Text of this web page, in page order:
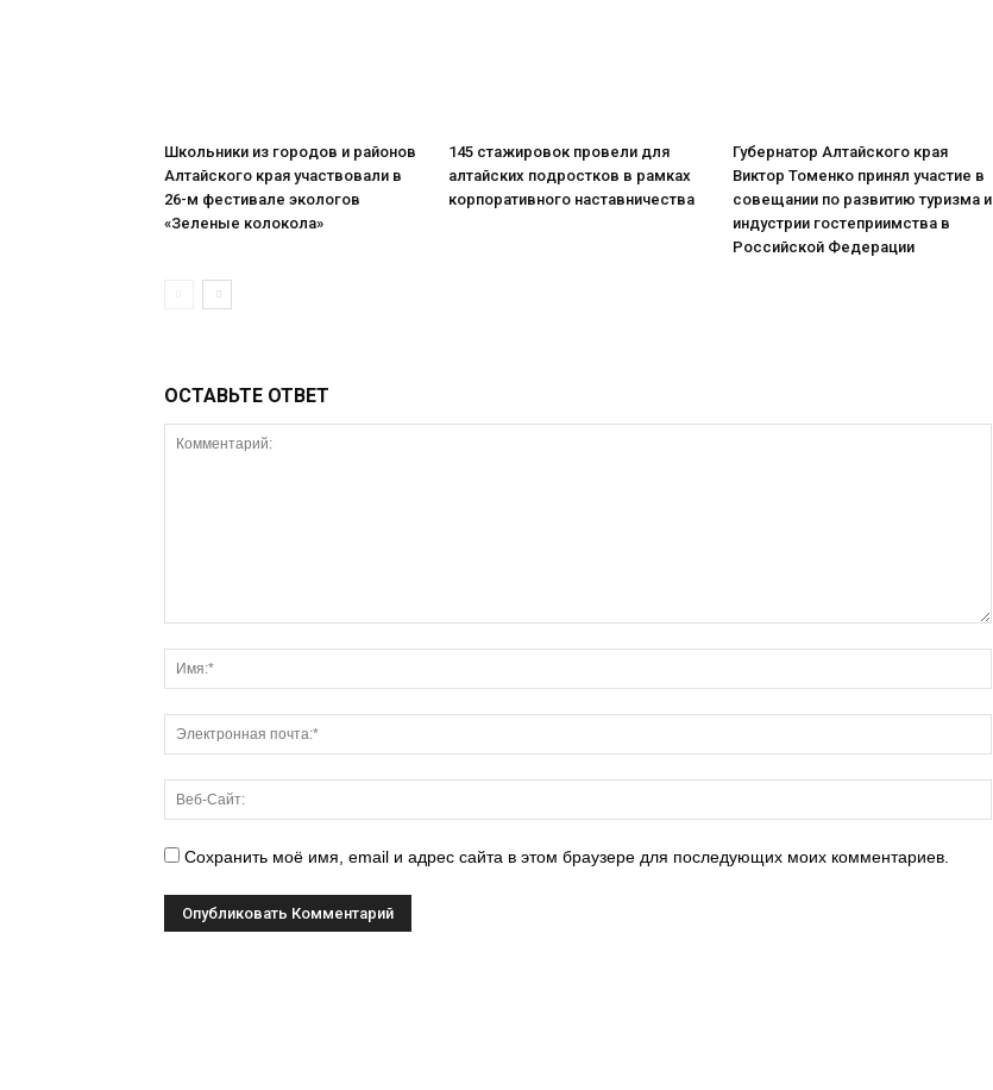
Школьники из городов и районов
Алтайского края участвовали в
26-м фестивале экологов
«Зеленые колокола»
145 стажировок провели для
алтайских подростков в рамках
корпоративного наставничества
Губернатор Алтайского края
Виктор Томенко принял участие в
совещании по развитию туризма и
индустрии гостеприимства в
Российской Федерации
ОСТАВЬТЕ ОТВЕТ
Сохранить моё имя, email и адрес сайта в этом браузере для последующих моих комментариев.